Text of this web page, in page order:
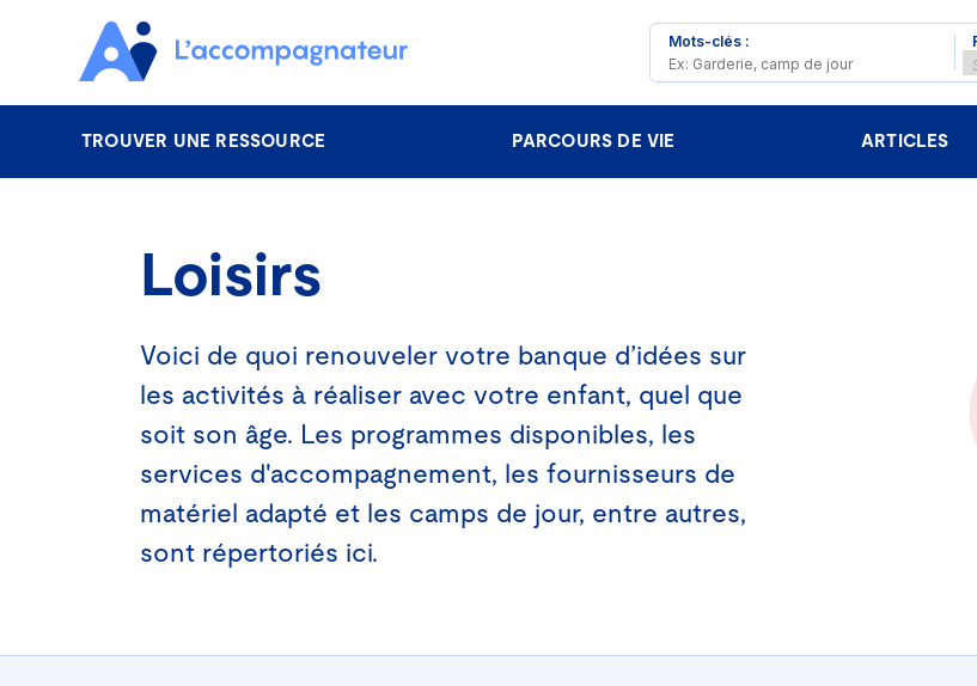
Mots-clés :
TROUVER UNE RESSOURCE PARCOURS DE VIE ARTICLES
Loisirs
Voici de quoi renouveler votre banque d’idées sur
les activités à réaliser avec votre enfant, quel que
soit son âge. Les programmes disponibles, les
services d'accompagnement, les fournisseurs de
matériel adapté et les camps de jour, entre autres,
sont répertoriés ici.